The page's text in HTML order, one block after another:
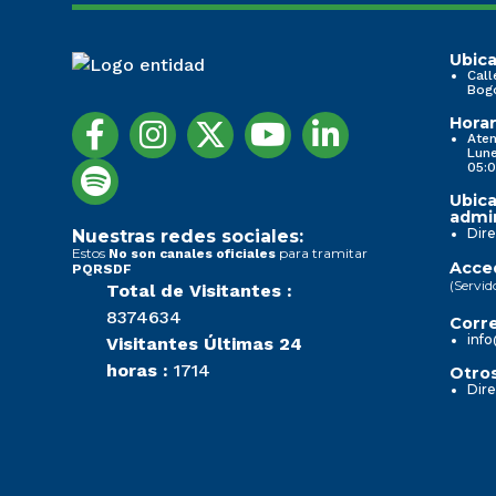
ChatGPT Image 26
may 2026, 02_51_55
p.m..png (Versión 1.0)
Camilo Maestre Perea, 26/05/26 14:54
1. Información de la entidad
Nueva imagen (3)
1. Información de la entidad
Nueva imagen (3)
Nuestras redes sociales:
Estos No son canales oficiales para tramitar
PQRSDF
Total de Visitantes :
8374634
Visitantes Últimas 24
horas : 1714